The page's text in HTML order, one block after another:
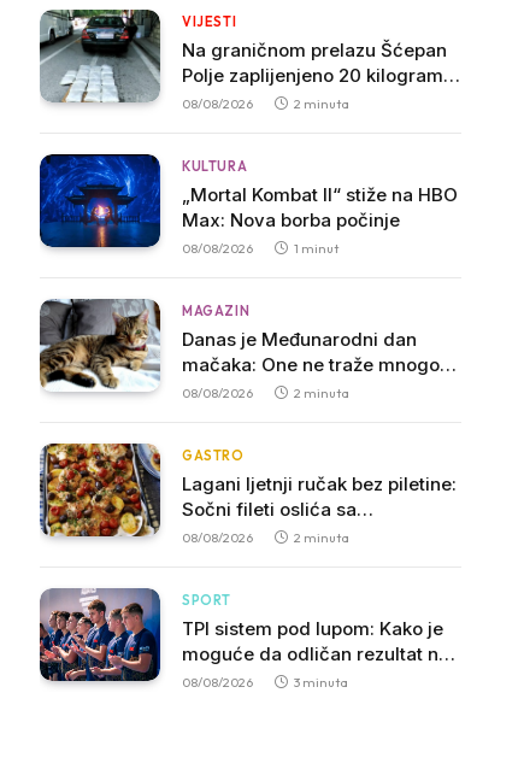
VIJESTI
Na graničnom prelazu Šćepan
Polje zaplijenjeno 20 kilograma
marihuane, uhapšen muškarac
08/08/2026 2 minuta
KULTURA
„Mortal Kombat II“ stiže na HBO
Max: Nova borba počinje
08/08/2026 1 minut
MAGAZIN
Danas je Međunarodni dan
mačaka: One ne traže mnogo,
samo dom, hranu i malo ljubavi
08/08/2026 2 minuta
GASTRO
Lagani ljetnji ručak bez piletine:
Sočni fileti oslića sa
aromatičnim biljem i mladim
08/08/2026 2 minuta
SPORT
TPI sistem pod lupom: Kako je
moguće da odličan rezultat ne
garantuje četvrtfinale?
08/08/2026 3 minuta